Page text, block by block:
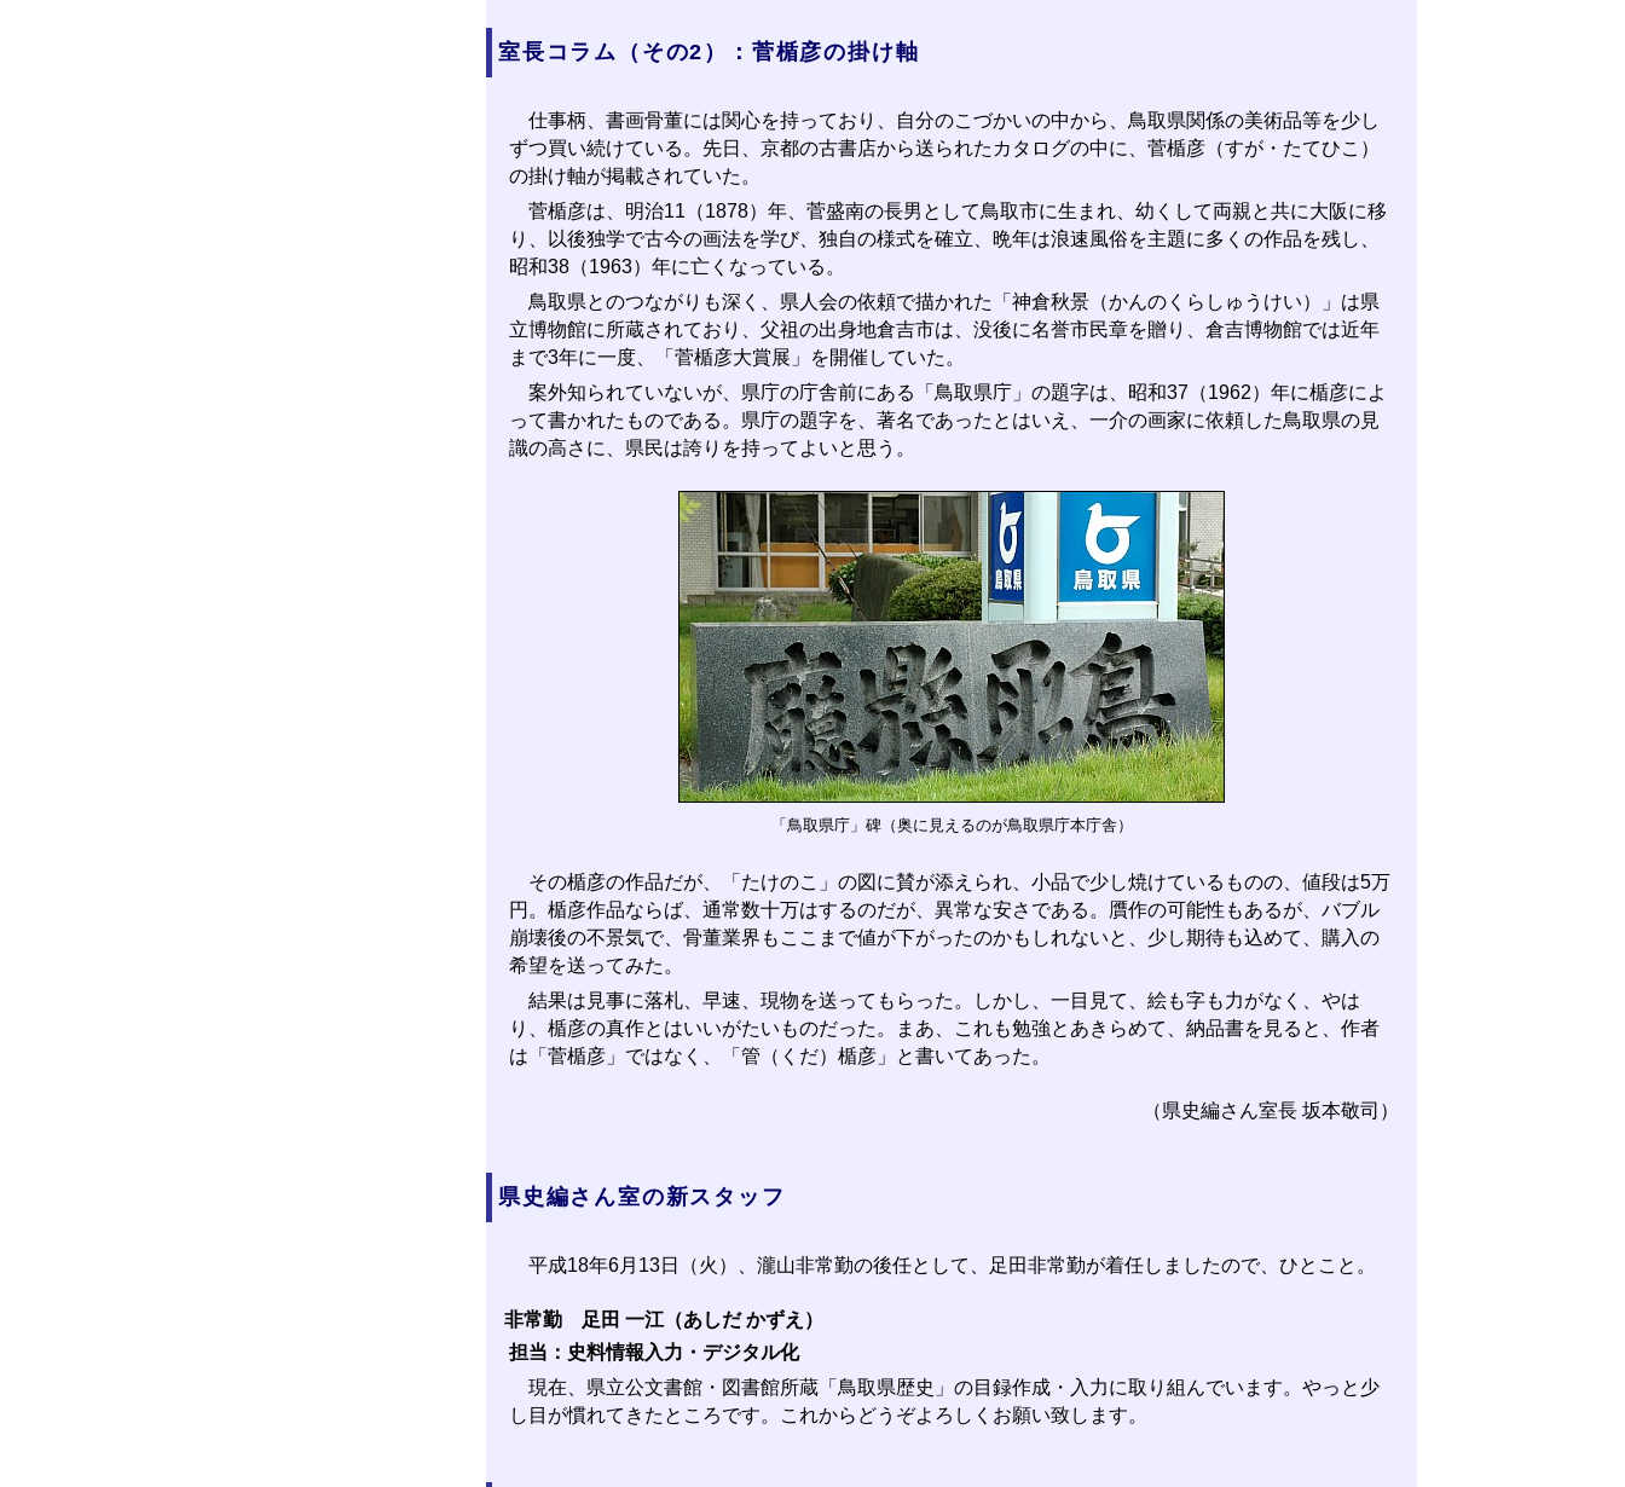
室長コラム（その2）：菅楯彦の掛け軸
仕事柄、書画骨董には関心を持っており、自分のこづかいの中から、鳥取県関係の美術品等を少し
ずつ買い続けている。先日、京都の古書店から送られたカタログの中に、菅楯彦（すが・たてひこ）
の掛け軸が掲載されていた。
菅楯彦は、明治11（1878）年、菅盛南の長男として鳥取市に生まれ、幼くして両親と共に大阪に移
り、以後独学で古今の画法を学び、独自の様式を確立、晩年は浪速風俗を主題に多くの作品を残し、
昭和38（1963）年に亡くなっている。
鳥取県とのつながりも深く、県人会の依頼で描かれた「神倉秋景（かんのくらしゅうけい）」は県
立博物館に所蔵されており、父祖の出身地倉吉市は、没後に名誉市民章を贈り、倉吉博物館では近年
まで3年に一度、「菅楯彦大賞展」を開催していた。
案外知られていないが、県庁の庁舎前にある「鳥取県庁」の題字は、昭和37（1962）年に楯彦によ
って書かれたものである。県庁の題字を、著名であったとはいえ、一介の画家に依頼した鳥取県の見
識の高さに、県民は誇りを持ってよいと思う。
「鳥取県庁」碑（奥に見えるのが鳥取県庁本庁舎）
その楯彦の作品だが、「たけのこ」の図に賛が添えられ、小品で少し焼けているものの、値段は5万
円。楯彦作品ならば、通常数十万はするのだが、異常な安さである。贋作の可能性もあるが、バブル
崩壊後の不景気で、骨董業界もここまで値が下がったのかもしれないと、少し期待も込めて、購入の
希望を送ってみた。
結果は見事に落札、早速、現物を送ってもらった。しかし、一目見て、絵も字も力がなく、やは
り、楯彦の真作とはいいがたいものだった。まあ、これも勉強とあきらめて、納品書を見ると、作者
は「菅楯彦」ではなく、「管（くだ）楯彦」と書いてあった。
（県史編さん室長 坂本敬司）
県史編さん室の新スタッフ
平成18年6月13日（火）、瀧山非常勤の後任として、足田非常勤が着任しましたので、ひとこと。
非常勤 足田 一江（あしだ かずえ）
担当：史料情報入力・デジタル化
現在、県立公文書館・図書館所蔵「鳥取県歴史」の目録作成・入力に取り組んでいます。やっと少
し目が慣れてきたところです。これからどうぞよろしくお願い致します。